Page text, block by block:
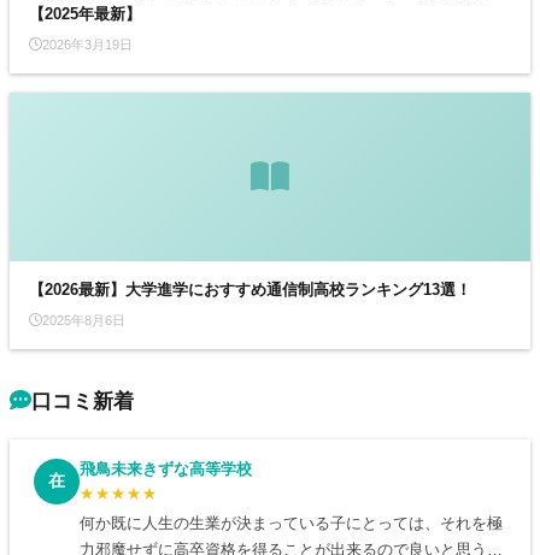
【2025年最新】
2026年3月19日
【2026最新】大学進学におすすめ通信制高校ランキング13選！
2025年8月6日
口コミ新着
在
飛鳥未来きずな高等学校
★★★★★
何か既に人生の生業が決まっている子にとっては、それを極
力邪魔せずに高卒資格を得ることが出来るので良いと思う。